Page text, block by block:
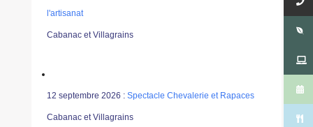
l'artisanat
Cabanac et Villagrains
12 septembre 2026 : Spectacle Chevalerie et Rapaces
Cabanac et Villagrains